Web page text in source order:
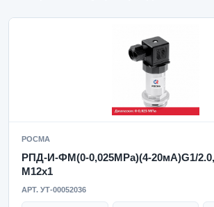
РОСМА
РПД-И-ФМ(0-0,025MPa)(4-20мА)G1/
М12х1
АРТ. УТ-00052036